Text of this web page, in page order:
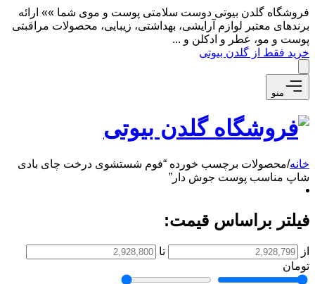
فروشگاه گلدن بیوتی دوست سلامتی پوست و موی شما »» ارائه
برندهای معتبر لوازم آرایشی، بهداشتی، زیبایی، محصولات مراقبتی
پوست و مو، عطر و ادکلن و ...
خرید فقط از گلدن بیوتی
منو
خانه/محصولات برچسب خورده “فوم شستشوی درخت چای بادی
شاپ مناسب پوست جوش دار”
فیلتر براساس قیمت:
از
تا
تومان